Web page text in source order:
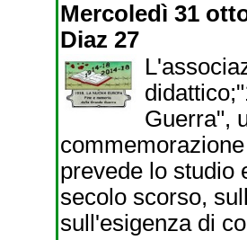
Mercoledì 31
Diaz 27
Guerra",
prevede lo studio
secolo scorso,
sull'esigenza di